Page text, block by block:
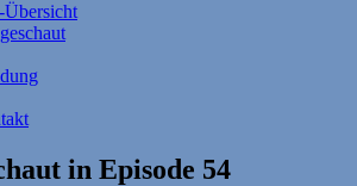
Übersicht
in Episode 54